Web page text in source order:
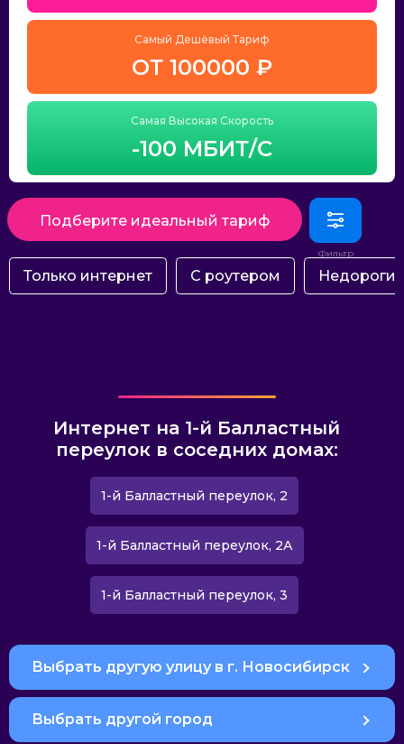
Самый Дешёвый Тариф
ОТ 100000 ₽
Самая Высокая Скорость
-100 МБИТ/С
Подберите идеальный тариф
Только интернет С роутером Недорогие
Интернет на 1-й Балластный
переулок в соседних домах:
1-й Балластный переулок, 2
1-й Балластный переулок, 2А
1-й Балластный переулок, 3
Выбрать другую улицу в г. Новосибирск
Выбрать другой город